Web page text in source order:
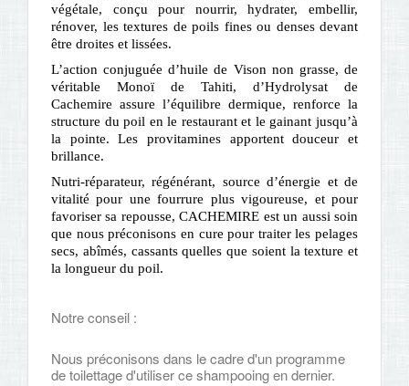
végétale, conçu pour nourrir, hydrater, embellir,
rénover, les textures de poils fines ou denses devant
être droites et lissées.
L’action conjuguée d’huile de Vison non grasse, de
véritable Monoï de Tahiti, d’Hydrolysat de
Cachemire assure l’équilibre dermique, renforce la
structure du poil en le restaurant et le gainant jusqu’à
la pointe. Les provitamines apportent douceur et
brillance.
Nutri-réparateur, régénérant, source d’énergie et de
vitalité pour une fourrure plus vigoureuse, et pour
favoriser sa repousse, CACHEMIRE est un aussi soin
que nous préconisons en cure pour traiter les pelages
secs, abîmés, cassants quelles que soient la texture et
la longueur du poil.
Notre conseil :
Nous préconisons dans le cadre d'un programme
de toilettage d'utiliser ce shampooing en dernier.